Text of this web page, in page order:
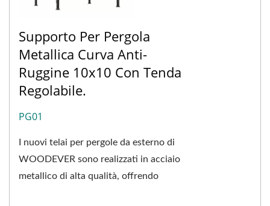
Supporto Per Pergola
Metallica Curva Anti-
Ruggine 10x10 Con Tenda
Regolabile.
PG01
I nuovi telai per pergole da esterno di
WOODEVER sono realizzati in acciaio
metallico di alta qualità, offrendo